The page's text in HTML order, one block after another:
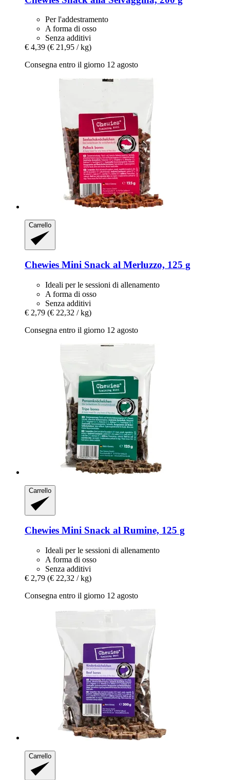
Per l'addestramento
A forma di osso
Senza additivi
€ 4,39 (€ 21,95 / kg)
Consegna entro il giorno 12 agosto
Carrello
Chewies Mini Snack al Merluzzo, 125 g
Ideali per le sessioni di allenamento
A forma di osso
Senza additivi
€ 2,79 (€ 22,32 / kg)
Consegna entro il giorno 12 agosto
Carrello
Chewies Mini Snack al Rumine, 125 g
Ideali per le sessioni di allenamento
A forma di osso
Senza additivi
€ 2,79 (€ 22,32 / kg)
Consegna entro il giorno 12 agosto
Carrello